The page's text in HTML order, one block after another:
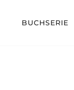
BUCHSERIE